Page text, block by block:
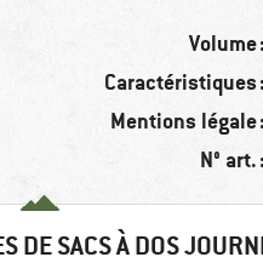
Volume :
Caractéristiques :
Mentions légale :
N° art. :
DE SACS À DOS